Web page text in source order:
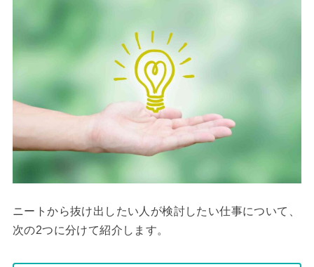
ニートから抜け出したい人が検討したい仕事について、
次の2つに分けて紹介します。